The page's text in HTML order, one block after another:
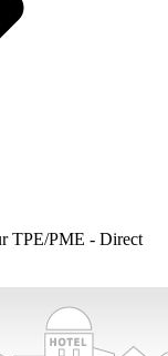
TPE/PME - Direct